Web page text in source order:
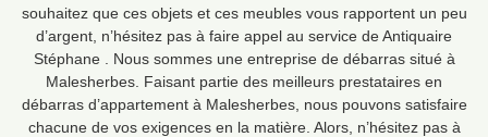
souhaitez que ces objets et ces meubles vous rapportent un peu
d’argent, n’hésitez pas à faire appel au service de Antiquaire
Stéphane . Nous sommes une entreprise de débarras situé à
Malesherbes. Faisant partie des meilleurs prestataires en
débarras d’appartement à Malesherbes, nous pouvons satisfaire
chacune de vos exigences en la matière. Alors, n’hésitez pas à